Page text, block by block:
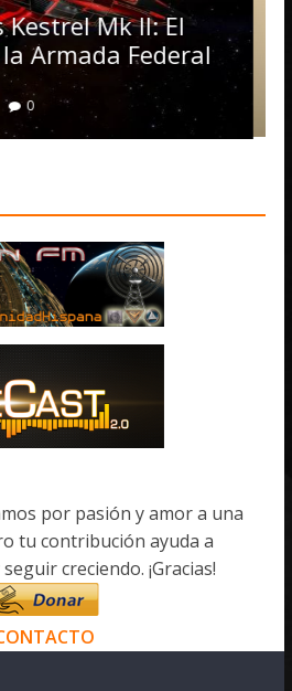
el vehículo
mejoras
4 julio, 2026
por pasión y amor a una
tu contribución ayuda a
creciendo. ¡Gracias!